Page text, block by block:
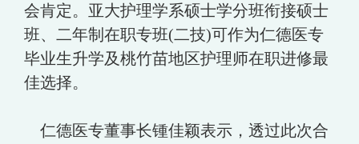
会肯定。亚大护理学系硕士学分班衔接硕士
班、二年制在职专班(二技)可作为仁德医专
毕业生升学及桃竹苗地区护理师在职进修最
佳选择。
仁德医专董事长锺佳颖表示，透过此次合